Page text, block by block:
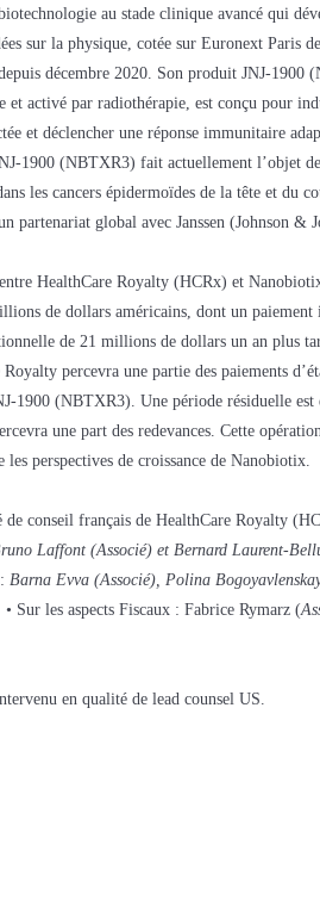
au stade clinique avancé qui
sur la physique, cotée sur Euronext Paris
décembre 2020. Son produit JNJ-1900
activé par radiothérapie, est conçu pour
et déclencher une réponse immunitaire
1900 (NBTXR3) fait actuellement l’objet
les cancers épidermoïdes de la tête et du
partenariat global avec Janssen (Johnson &
HealthCare Royalty (HCRx) et
de dollars américains, dont un
de 21 millions de dollars un an plus
percevra une partie des paiements
1900 (NBTXR3). Une période résiduelle est
une part des redevances. Cette
perspectives de croissance de Nanobiotix.
conseil français de HealthCare Royalty
Laffont (Associé) et Bernard Laurent-
Barna Evva (Associé), Polina
aspects Fiscaux : Fabrice Rymarz (
en qualité de lead counsel US.